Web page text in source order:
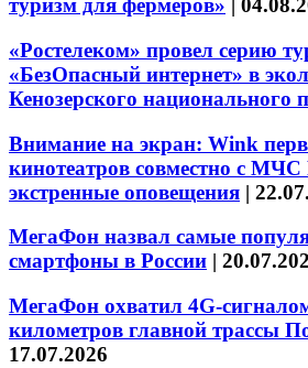
туризм для фермеров» |
«Ростелеком» провел серию
«БезОпасный интернет» в
Кенозерского национального
Внимание на экран: Wink
кинотеатров совместно с МЧС
экстренные оповещения |
МегаФон назвал самые
смартфоны в России |
МегаФон охватил 4G-
километров главной трассы
17.07.2026